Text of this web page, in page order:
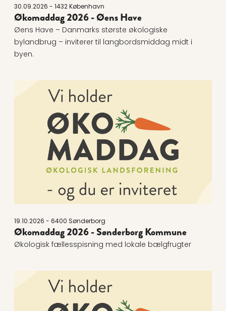
30.09.2026 - 1432 København
Økomaddag 2026 - Øens Have
Øens Have – Danmarks største økologiske
bylandbrug – inviterer til langbordsmiddag midt i
byen.
19.10.2026 - 6400 Sønderborg
Økomaddag 2026 - Sønderborg Kommune
Økologisk fællesspisning med lokale bælgfrugter